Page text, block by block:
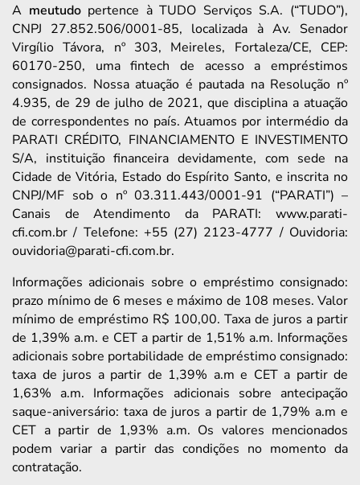
A meutudopertence à TUDO Serviços S.A. (“TUDO”),
CNPJ 27.852.506/0001-85, localizada à Av. Senador
Virgílio Távora, nº 303, Meireles, Fortaleza/CE, CEP:
60170-250, uma fintech de acesso a empréstimos
consignados. Nossa atuação é pautada na Resolução nº
4.935, de 29 de julho de 2021, que disciplina a atuação
de correspondentes no país. Atuamos por intermédio da
PARATI CRÉDITO, FINANCIAMENTO E INVESTIMENTO
S/A, instituição financeira devidamente, com sede na
Cidade de Vitória, Estado do Espírito Santo, e inscrita no
CNPJ/MF sob o nº 03.311.443/0001-91 (“PARATI”) –
Canais de Atendimento da PARATI: www.parati-
cfi.com.br / Telefone: +55 (27) 2123-4777 / Ouvidoria:
ouvidoria@parati-cfi.com.br.
Informações adicionais sobre o empréstimo consignado:
prazo mínimo de 6 meses e máximo de 108 meses. Valor
mínimo de empréstimo R$ 100,00. Taxa de juros a partir
de 1,39% a.m. e CET a partir de 1,51% a.m. Informações
adicionais sobre portabilidade de empréstimo consignado:
taxa de juros a partir de 1,39% a.m e CET a partir de
1,63% a.m. Informações adicionais sobre antecipação
saque-aniversário: taxa de juros a partir de 1,79% a.m e
CET a partir de 1,93% a.m. Os valores mencionados
podem variar a partir das condições no momento da
contratação.